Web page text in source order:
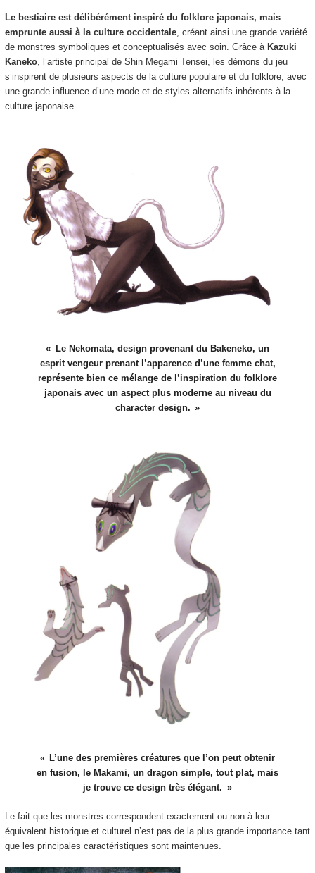
Le bestiaire est délibérément inspiré du folklore japonais, mais
emprunte aussi à la culture occidentale, créant ainsi une grande variété
de monstres symboliques et conceptualisés avec soin. Grâce à Kazuki
Kaneko, l’artiste principal de Shin Megami Tensei, les démons du jeu
s’inspirent de plusieurs aspects de la culture populaire et du folklore, avec
une grande influence d’une mode et de styles alternatifs inhérents à la
culture japonaise.
Le Nekomata, design provenant du Bakeneko, un
esprit vengeur prenant l’apparence d’une femme chat,
représente bien ce mélange de l’inspiration du folklore
japonais avec un aspect plus moderne au niveau du
character design.
L’une des premières créatures que l’on peut obtenir
en fusion, le Makami, un dragon simple, tout plat, mais
je trouve ce design très élégant.
Le fait que les monstres correspondent exactement ou non à leur
équivalent historique et culturel n’est pas de la plus grande importance tant
que les principales caractéristiques sont maintenues.